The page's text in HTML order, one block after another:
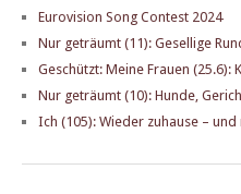
Eurovision Song Contest 2024
Nur geträumt (11): Gesellige
Geschützt: Meine Frauen (25.6):
Nur geträumt (10): Hunde,
Ich (105): Wieder zuhause – und